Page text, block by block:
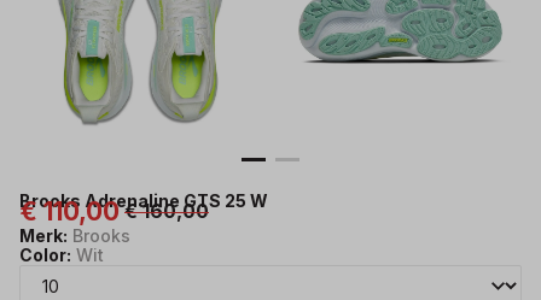
Brooks Adrenaline GTS 25 W
€ 110,00 € 160,00
Merk: Brooks
Color: Wit